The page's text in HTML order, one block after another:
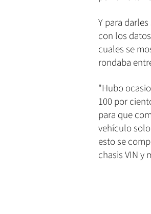
Y para
con los
cuales se
rondaba
"Hubo
100 por
para que
vehículo
esto se
chasis VIN y